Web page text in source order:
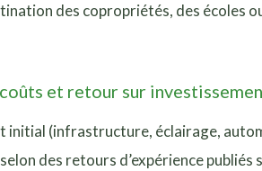
des copropriétés, des écoles
et retour sur
initial (infrastructure, éclairage,
des retours d’expérience